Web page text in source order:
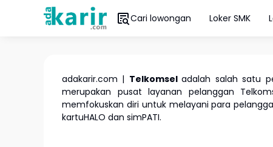
Cari lowongan Loker SMK
adakarir.com | Telkomseladalah salah satu
merupakan pusat layanan pelanggan
memfokuskan diri untuk melayani para
kartuHALO dan simPATI.